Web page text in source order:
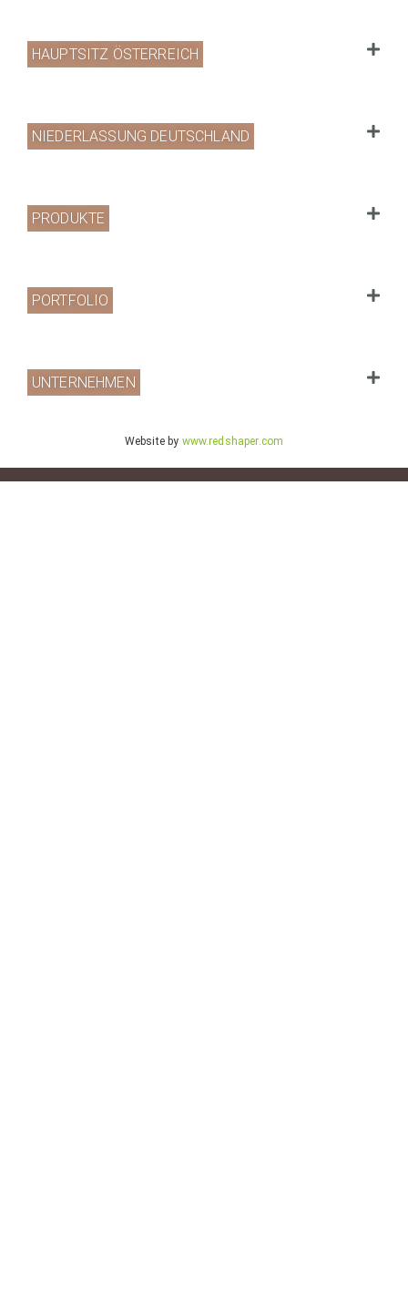
HAUPTSITZ ÖSTERREICH
NIEDERLASSUNG DEUTSCHLAND
PRODUKTE
PORTFOLIO
UNTERNEHMEN
Website by www.redshaper.com